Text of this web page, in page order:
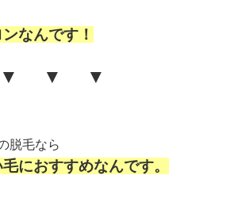
なんです！
▼ ▼ ▼
脱毛なら
におすすめなんです。